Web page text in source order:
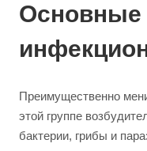
Основные
Преимущественно
этой группе
бактерии, грибы и